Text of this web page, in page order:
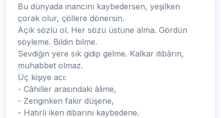
Bu dünyada inancını kaybedersen, yeşilken
çorak olur, çöllere dönersin.
Açık sözlü ol. Her sözü üstüne alma. Gördün
söyleme. Bildin bilme.
Sevdiğin yere sık gidip gelme. Kalkar itibârın,
muhabbet olmaz.
Üç kişiye acı:
- Câhiller arasındaki âlime,
- Zenginken fakir düşene,
- Hatırlı iken itibarını kaybedene.